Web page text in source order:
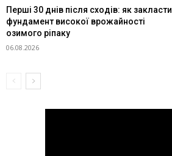
Перші 30 днів після сходів: як закласти
фундамент високої врожайності
озимого ріпаку
06.08.2026